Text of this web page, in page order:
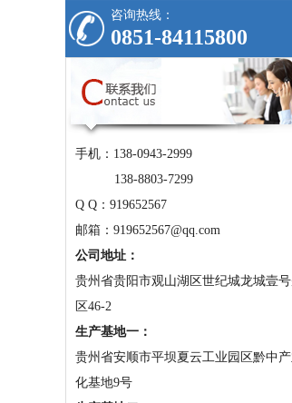
咨询热线：
0851-84115800
手机： 138-0943-2999
138-8803-7299
Q Q：919652567
邮箱：919652567@qq.com
公司地址：
贵州省贵阳市观山湖区世纪城龙城壹
区46-2
生产基地一：
贵州省安顺市平坝夏云工业园区黔中
化基地9号